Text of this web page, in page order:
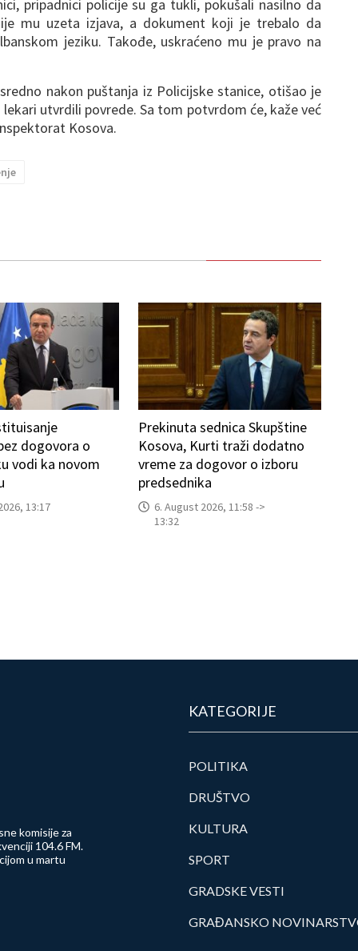
pripadnici policije su ga tukli, pokušali nasilno da
mu uzeta izjava, a dokument koji je trebalo da
jeziku. Takođe, uskraćeno mu je pravo na
nakon puštanja iz Policijske stanice, otišao je
utvrdili povrede. Sa tom potvrdom će, kaže već
Kosova.
dogovora o
vodi ka novom
13:17
Prekinuta sednica Skupštine
Kosova, Kurti traži dodatno
vreme za dogovor o izboru
predsednika
6. August 2026, 11:58 ->
13:32
komisije za
104.6 FM.
u martu
KATEGORIJE
POLITIKA
DRUŠTVO
KULTURA
SPORT
GRADSKE VESTI
GRAĐANSKO